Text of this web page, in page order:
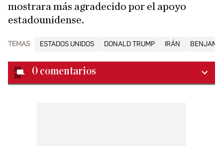
mostrara más agradecido por el apoyo
estadounidense.
TEMAS ESTADOS UNIDOS DONALD TRUMP IRÁN
0 comentarios